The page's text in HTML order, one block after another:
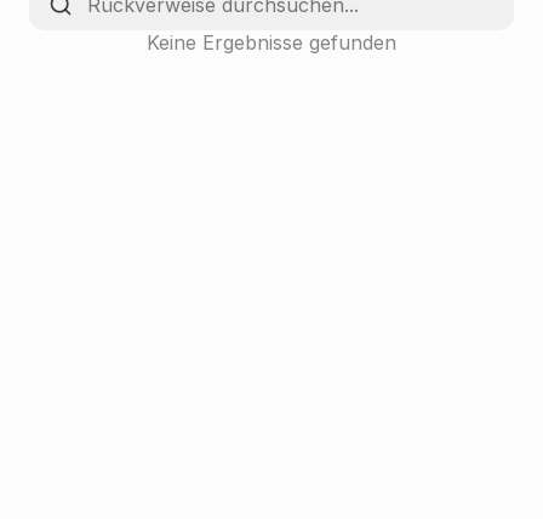
Keine Ergebnisse gefunden